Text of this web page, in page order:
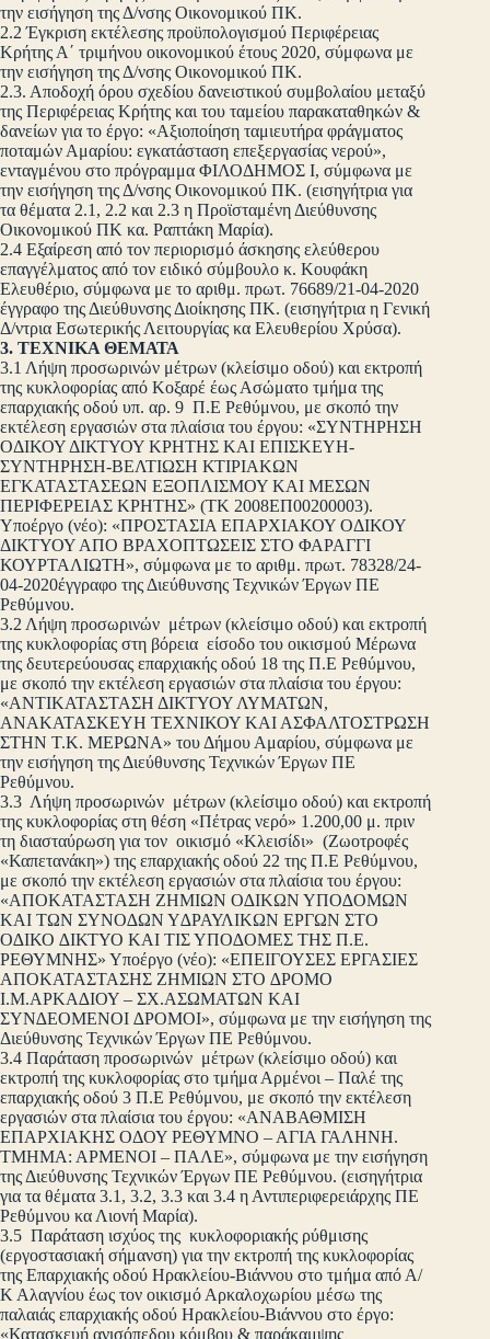
την εισήγηση της Δ/νσης Οικονομικού ΠΚ.
2.2 Έγκριση εκτέλεσης προϋπολογισμού Περιφέρειας
Κρήτης Α΄ τριμήνου οικονομικού έτους 2020, σύμφωνα με
την εισήγηση της Δ/νσης Οικονομικού ΠΚ.
2.3. Αποδοχή όρου σχεδίου δανειστικού συμβολαίου μεταξύ
της Περιφέρειας Κρήτης και του ταμείου παρακαταθηκών &
δανείων για το έργο: «Αξιοποίηση ταμιευτήρα φράγματος
ποταμών Αμαρίου: εγκατάσταση επεξεργασίας νερού»,
ενταγμένου στο πρόγραμμα ΦΙΛΟΔΗΜΟΣ Ι, σύμφωνα με
την εισήγηση της Δ/νσης Οικονομικού ΠΚ. (εισηγήτρια για
τα θέματα 2.1, 2.2 και 2.3 η Προϊσταμένη Διεύθυνσης
Οικονομικού ΠΚ κα. Ραπτάκη Μαρία).
2.4 Εξαίρεση από τον περιορισμό άσκησης ελεύθερου
επαγγέλματος από τον ειδικό σύμβουλο κ. Κουφάκη
Ελευθέριο, σύμφωνα με το αριθμ. πρωτ. 76689/21-04-2020
έγγραφο της Διεύθυνσης Διοίκησης ΠΚ. (εισηγήτρια η Γενική
Δ/ντρια Εσωτερικής Λειτουργίας κα Ελευθερίου Χρύσα).
3. ΤΕΧΝΙΚΑ ΘΕΜΑΤΑ
3.1 Λήψη προσωρινών μέτρων (κλείσιμο οδού) και εκτροπή
της κυκλοφορίας από Κοξαρέ έως Ασώματο τμήμα της
επαρχιακής οδού υπ. αρ. 9 Π.Ε Ρεθύμνου, με σκοπό την
εκτέλεση εργασιών στα πλαίσια του έργου: «ΣΥΝΤΗΡΗΣΗ
ΟΔΙΚΟΥ ΔΙΚΤΥΟΥ ΚΡΗΤΗΣ ΚΑΙ ΕΠΙΣΚΕΥΗ-
ΣΥΝΤΗΡΗΣΗ-ΒΕΛΤΙΩΣΗ ΚΤΙΡΙΑΚΩΝ
ΕΓΚΑΤΑΣΤΑΣΕΩΝ ΕΞΟΠΛΙΣΜΟΥ ΚΑΙ ΜΕΣΩΝ
ΠΕΡΙΦΕΡΕΙΑΣ ΚΡΗΤΗΣ» (ΤΚ 2008ΕΠ00200003).
Υποέργο (νέο): «ΠΡΟΣΤΑΣΙΑ ΕΠΑΡΧΙΑΚΟΥ ΟΔΙΚΟΥ
ΔΙΚΤΥΟΥ ΑΠΟ ΒΡΑΧΟΠΤΩΣΕΙΣ ΣΤΟ ΦΑΡΑΓΓΙ
ΚΟΥΡΤΑΛΙΩΤΗ», σύμφωνα με το αριθμ. πρωτ. 78328/24-
04-2020έγγραφο της Διεύθυνσης Τεχνικών Έργων ΠΕ
Ρεθύμνου.
3.2 Λήψη προσωρινών μέτρων (κλείσιμο οδού) και εκτροπή
της κυκλοφορίας στη βόρεια είσοδο του οικισμού Μέρωνα
της δευτερεύουσας επαρχιακής οδού 18 της Π.Ε Ρεθύμνου,
με σκοπό την εκτέλεση εργασιών στα πλαίσια του έργου:
«ΑΝΤΙΚΑΤΑΣΤΑΣΗ ΔΙΚΤΥΟΥ ΛΥΜΑΤΩΝ,
ΑΝΑΚΑΤΑΣΚΕΥΗ ΤΕΧΝΙΚΟΥ ΚΑΙ ΑΣΦΑΛΤΟΣΤΡΩΣΗ
ΣΤΗΝ Τ.Κ. ΜΕΡΩΝΑ» του Δήμου Αμαρίου, σύμφωνα με
την εισήγηση της Διεύθυνσης Τεχνικών Έργων ΠΕ
Ρεθύμνου.
3.3 Λήψη προσωρινών μέτρων (κλείσιμο οδού) και εκτροπή
της κυκλοφορίας στη θέση «Πέτρας νερό» 1.200,00 μ. πριν
τη διασταύρωση για τον οικισμό «Κλεισίδι» (Ζωοτροφές
«Καπετανάκη») της επαρχιακής οδού 22 της Π.Ε Ρεθύμνου,
με σκοπό την εκτέλεση εργασιών στα πλαίσια του έργου:
«ΑΠΟΚΑΤΑΣΤΑΣΗ ΖΗΜΙΩΝ Ο∆ΙΚΩΝ ΥΠΟ∆ΟΜΩΝ
ΚΑΙ ΤΩΝ ΣΥΝΟ∆ΩΝ Υ∆ΡΑΥΛΙΚΩΝ ΕΡΓΩΝ ΣΤΟ
Ο∆ΙΚΟ ∆ΙΚΤΥΟ ΚΑΙ ΤΙΣ ΥΠΟ∆ΟΜΕΣ ΤΗΣ Π.Ε.
ΡΕΘΥΜΝΗΣ» Υποέργο (νέο): «ΕΠΕΙΓΟΥΣΕΣ ΕΡΓΑΣΙΕΣ
ΑΠΟΚΑΤΑΣΤΑΣΗΣ ΖΗΜΙΩΝ ΣΤΟ ∆ΡΟΜΟ
Ι.Μ.ΑΡΚΑ∆ΙΟΥ – ΣΧ.ΑΣΩΜΑΤΩΝ ΚΑΙ
ΣΥΝ∆ΕΟΜΕΝΟΙ ∆ΡΟΜΟΙ», σύμφωνα με την εισήγηση της
Διεύθυνσης Τεχνικών Έργων ΠΕ Ρεθύμνου.
3.4 Παράταση προσωρινών μέτρων (κλείσιμο οδού) και
εκτροπή της κυκλοφορίας στο τμήμα Αρμένοι – Παλέ της
επαρχιακής οδού 3 Π.Ε Ρεθύμνου, με σκοπό την εκτέλεση
εργασιών στα πλαίσια του έργου: «ΑΝΑΒΑΘΜΙΣΗ
ΕΠΑΡΧΙΑΚΗΣ ΟΔΟΥ ΡΕΘΥΜΝΟ – ΑΓΙΑ ΓΑΛΗΝΗ.
ΤΜΗΜΑ: ΑΡΜΕΝΟΙ – ΠΑΛΕ», σύμφωνα με την εισήγηση
της Διεύθυνσης Τεχνικών Έργων ΠΕ Ρεθύμνου. (εισηγήτρια
για τα θέματα 3.1, 3.2, 3.3 και 3.4 η Αντιπεριφερειάρχης ΠΕ
Ρεθύμνου κα Λιονή Μαρία).
3.5 Παράταση ισχύος της κυκλοφοριακής ρύθμισης
(εργοστασιακή σήμανση) για την εκτροπή της κυκλοφορίας
της Επαρχιακής οδού Ηρακλείου-Βιάννου στο τμήμα από Α/
Κ Αλαγνίου έως τον οικισμό Αρκαλοχωρίου μέσω της
παλαιάς επαρχιακής οδού Ηρακλείου-Βιάννου στο έργο:
«Κατασκευή ανισόπεδου κόμβου & παράκαμψης